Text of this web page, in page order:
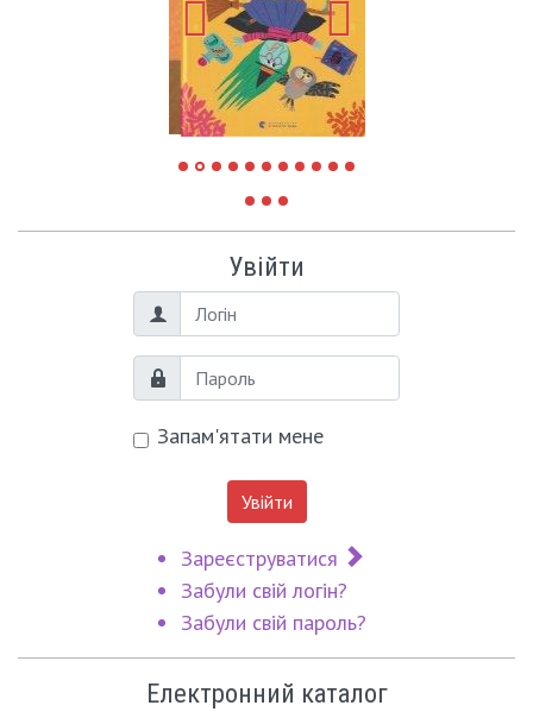
Увійти
Логін
Пароль
Запам'ятати мене
Увійти
Зареєструватися
Забули свій логін?
Забули свій пароль?
Електронний каталог